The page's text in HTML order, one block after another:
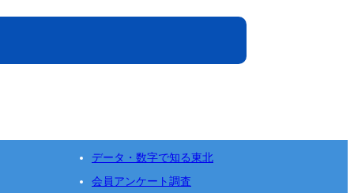
データ・数字で知る東北
会員アンケート調査